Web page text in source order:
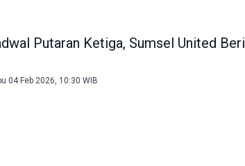
Putaran Ketiga, Sumsel United Beri
04 Feb 2026, 10:30 WIB